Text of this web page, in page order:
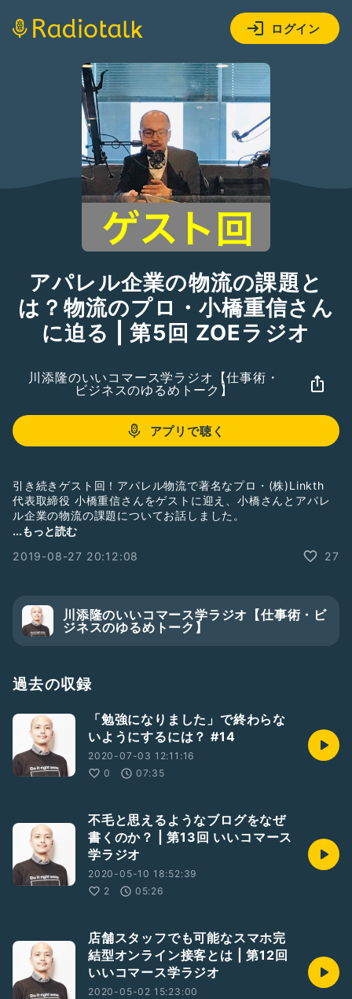
ログイン
アパレル企業の物流の課題と
は？物流のプロ・小橋重信さん
に迫る | 第5回 ZOEラジオ
川添隆のいいコマース学ラジオ【仕事術・
ビジネスのゆるめトーク】
アプリで聴く
引き続きゲスト回！アパレル物流で著名なプロ・(株)Linkth
代表取締役 小橋重信さんをゲストに迎え、小橋さんとアパレ
ル企業の物流の課題についてお話しました。
https://www.linkth.co.jp/company/
Twitterでの質問は、回答の際にアカウント名も取り上げます
https://twitter.com/tkzoe
...もっと読む
2019-08-27 20:12:08
27
川添隆のいいコマース学ラジオ【仕事術・ビ
ジネスのゆるめトーク】
過去の収録
「勉強になりました」で終わらな
いようにするには？ #14
2020-07-03 12:11:16
0
07:35
不毛と思えるようなブログをなぜ
書くのか？ | 第13回 いいコマース
学ラジオ
2020-05-10 18:52:39
2
05:26
店舗スタッフでも可能なスマホ完
結型オンライン接客とは | 第12回
いいコマース学ラジオ
2020-05-02 15:23:00